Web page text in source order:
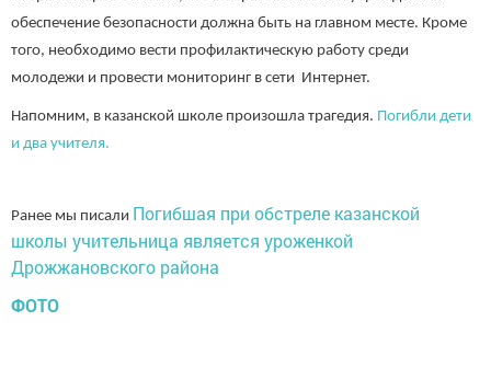
обеспечение безопасности должна быть на главном месте. Кроме
того, необходимо вести профилактическую работу среди
молодежи и провести мониторинг в сети Интернет.
Напомним, в казанской школе произошла трагедия. Погибли дети
и два учителя.
Ранее мы писали Погибшая при обстреле казанской
школы учительница является уроженкой
Дрожжановского района
ФОТО